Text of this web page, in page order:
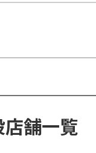
店舗一覧